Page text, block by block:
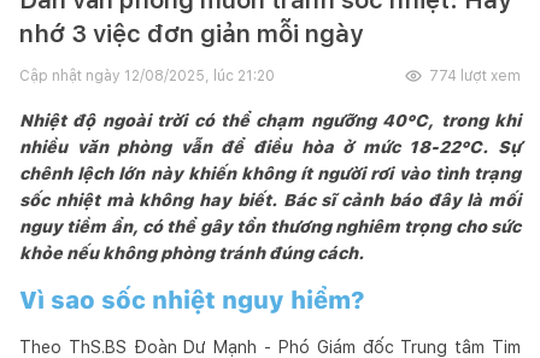
nhớ 3 việc đơn giản mỗi ngày
Cập nhật ngày 12/08/2025, lúc 21:20 774 lượt xem
Nhiệt độ ngoài trời có thể chạm ngưỡng 40°C, trong khi
nhiều văn phòng vẫn để điều hòa ở mức 18-22°C. Sự
chênh lệch lớn này khiến không ít người rơi vào tình trạng
sốc nhiệt mà không hay biết. Bác sĩ cảnh báo đây là mối
nguy tiềm ẩn, có thể gây tổn thương nghiêm trọng cho sức
khỏe nếu không phòng tránh đúng cách.
Vì sao sốc nhiệt nguy hiểm?
Theo ThS.BS Đoàn Dư Mạnh - Phó Giám đốc Trung tâm Tim